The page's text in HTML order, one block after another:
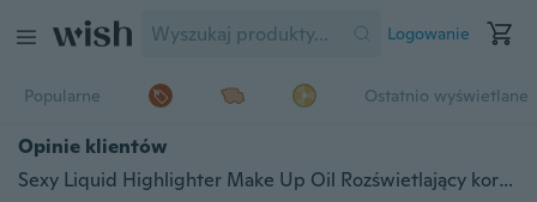
Logowanie
Popularne Ostatnio wyświetlane
Opinie klientów
Sexy Liquid Highlighter Make Up Oil Rozświetlający korektor Shimmer & Shine Face Glow Ultra-skoncentrowane krople brązujące, Essence Oil Free Highlight Serum + Primer